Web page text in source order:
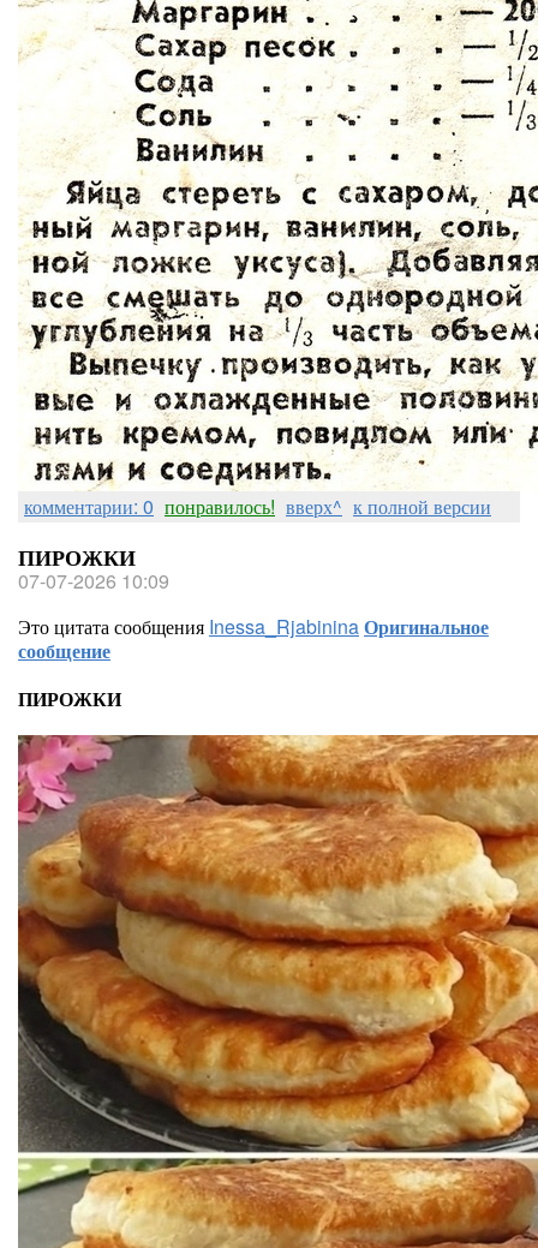
комментарии: 0 понравилось! вверх^ к полной версии
ПИРОЖКИ
07-07-2026 10:09
Это цитата сообщения Inessa_RjabininaОригинальное
сообщение
ПИРОЖКИ